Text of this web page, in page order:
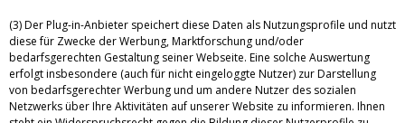
(3) Der Plug-in-Anbieter speichert diese Daten als Nutzungsprofile und nutzt
diese für Zwecke der Werbung, Marktforschung und/oder
bedarfsgerechten Gestaltung seiner Webseite. Eine solche Auswertung
erfolgt insbesondere (auch für nicht eingeloggte Nutzer) zur Darstellung
von bedarfsgerechter Werbung und um andere Nutzer des sozialen
Netzwerks über Ihre Aktivitäten auf unserer Website zu informieren. Ihnen